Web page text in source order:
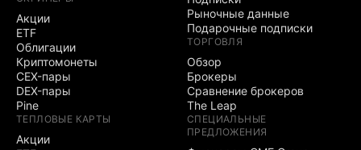
Акции
ETF
Облигации
Криптомонеты
CEX-пары
DEX-пары
Pine
ТЕПЛОВЫЕ КАРТЫ
Акции
Рыночные данные
Подарочные подписки
ТОРГОВЛЯ
Обзор
Брокеры
Сравнение брокеров
The Leap
СПЕЦИАЛЬНЫЕ
ПРЕДЛОЖЕНИЯ